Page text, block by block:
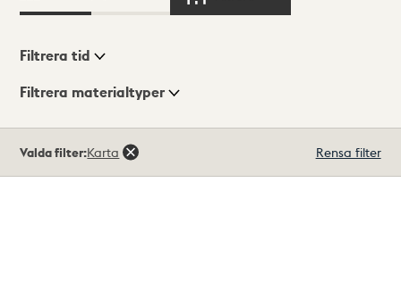
Visningsläge
Filtrera tid
Filtrera materialtyper
träffar
Valda filter:Karta Rensa filter